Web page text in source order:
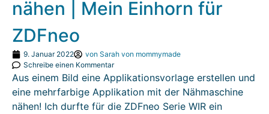
nähen | Mein Einhorn für
ZDFneo
9. Januar 2022 von Sarah von mommymade
Schreibe einen Kommentar
Aus einem Bild eine Applikationsvorlage erstellen und
eine mehrfarbige Applikation mit der Nähmaschine
nähen! Ich durfte für die ZDFneo Serie WIR ein